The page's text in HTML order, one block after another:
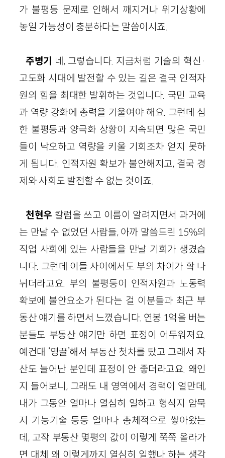
가 불평등 문제로 인해서 깨지거나 위기상황에
놓일 가능성이 충분하다는 말씀이시죠.
주병기 네, 그렇습니다. 지금처럼 기술의 혁신·
고도화 시대에 발전할 수 있는 길은 결국 인적자
원의 힘을 최대한 발휘하는 것입니다. 국민 교육
과 역량 강화에 총력을 기울여야 해요. 그런데 심
한 불평등과 양극화 상황이 지속되면 많은 국민
들이 낙오하고 역량을 키울 기회조차 얻지 못하
게 됩니다. 인적자원 확보가 불안해지고, 결국 경
제와 사회도 발전할 수 없는 것이죠.
천현우 칼럼을 쓰고 이름이 알려지면서 과거에
는 만날 수 없었던 사람들, 아까 말씀드린 15%의
직업 사회에 있는 사람들을 만날 기회가 생겼습
니다. 그런데 이들 사이에서도 부의 차이가 확 나
뉘더라고요. 부의 불평등이 인적자원과 노동력
확보에 불안요소가 된다는 걸 이분들과 최근 부
동산 얘기를 하면서 느꼈습니다. 연봉 1억을 버는
분들도 부동산 얘기만 하면 표정이 어두워져요.
예컨대 ‘영끌’해서 부동산 첫차를 탔고 그래서 자
산도 늘어난 분인데 표정이 안 좋더라고요. 왜인
지 들어보니, 그래도 내 영역에서 경력이 얼만데,
내가 그동안 얼마나 열심히 일하고 형식지 암묵
지 기능기술 등등 얼마나 총체적으로 쌓아왔는
데, 고작 부동산 몇평의 값이 이렇게 쭉쭉 올라가
면 대체 왜 이렇게까지 열심히 일했나 하는 생각